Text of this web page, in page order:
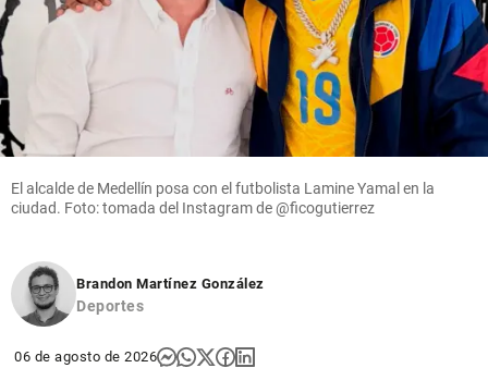
El alcalde de Medellín posa con el futbolista Lamine Yamal en la
ciudad. Foto: tomada del Instagram de @ficogutierrez
Brandon Martínez González
Deportes
06 de agosto de 2026